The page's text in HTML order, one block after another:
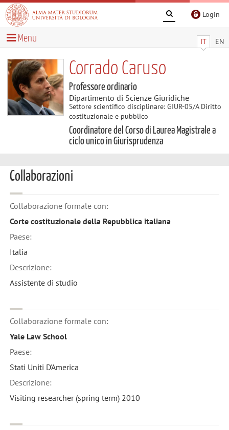
Login
IT EN
Menu
Corrado Caruso
Professore ordinario
Dipartimento di Scienze Giuridiche
Settore scientifico disciplinare: GIUR-05/A Diritto
costituzionale e pubblico
Coordinatore del Corso di Laurea Magistrale a
ciclo unico in Giurisprudenza
Collaborazioni
Collaborazione formale con:
Corte costituzionale della Repubblica italiana
Paese:
Italia
Descrizione:
Assistente di studio
Collaborazione formale con:
Yale Law School
Paese:
Stati Uniti D'America
Descrizione:
Visiting researcher (spring term) 2010